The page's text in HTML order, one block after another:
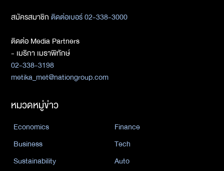
สมัครสมาชิกติดต่อเบอร์ 02-338-3000
ติดต่อ Media Partners
- เมธิกา เมธาพิทักษ์
02-338-3198
metika_met@nationgroup.com
หมวดหมู่ข่าว
Economics
Finance
Business
Tech
Sustainability
Auto